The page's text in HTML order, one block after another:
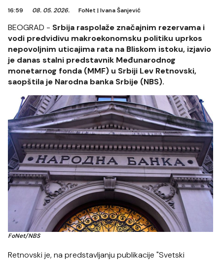
16:59 08. 05. 2026. FoNet |Ivana Šanjević
BEOGRAD - Srbija raspolaže značajnim rezervama i
vodi predvidivu makroekonomsku politiku uprkos
nepovoljnim uticajima rata na Bliskom istoku, izjavio
je danas stalni predstavnik Međunarodnog
monetarnog fonda (MMF) u Srbiji Lev Retnovski,
saopštila je Narodna banka Srbije (NBS).
FoNet/NBS
Retnovski je, na predstavljanju publikacije "Svetski